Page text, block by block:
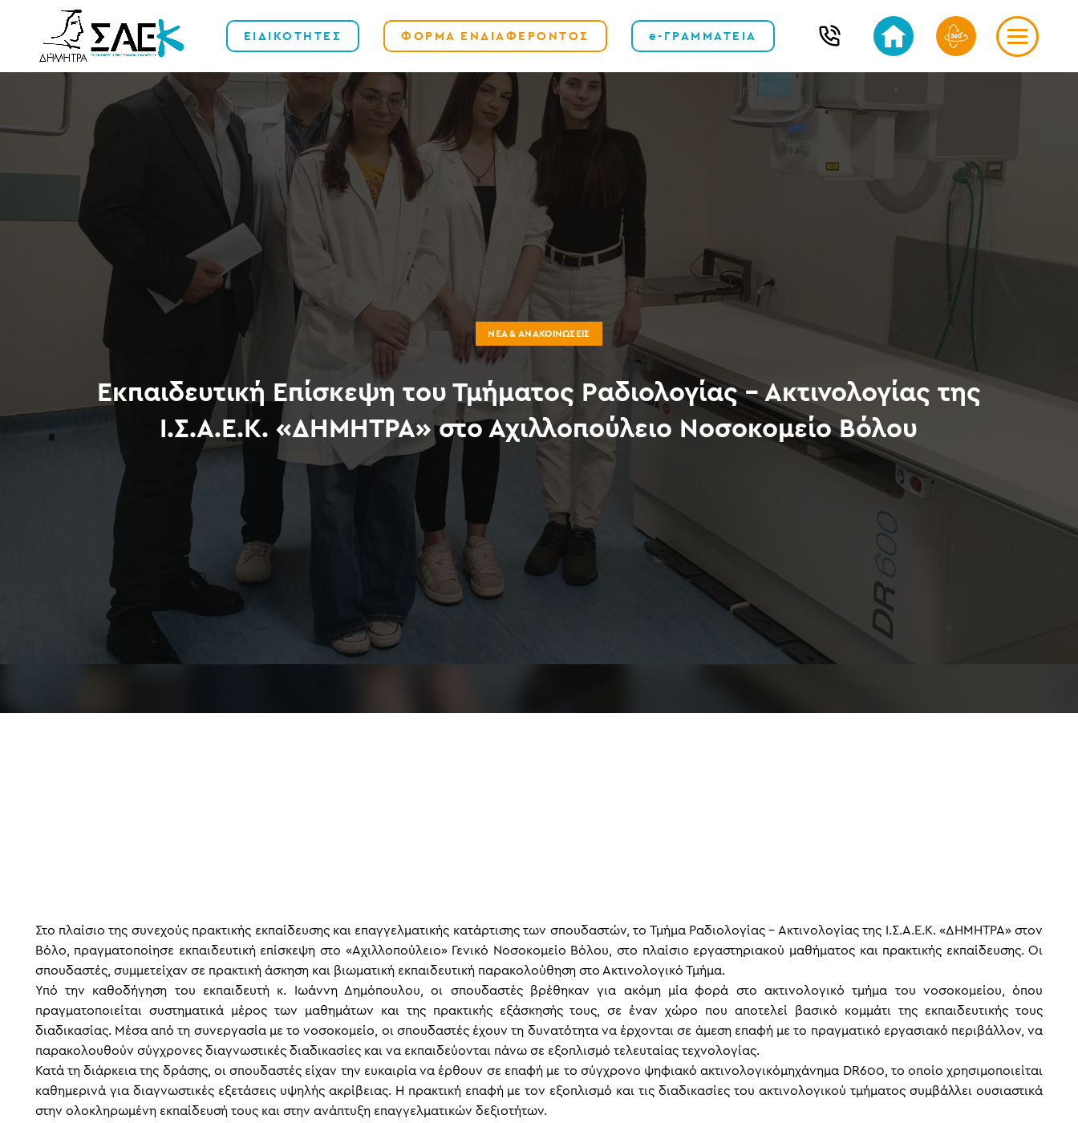
ΕΙΔΙΚΟΤΗΤΕΣ ΦΟΡΜΑ ΕΝΔΙΑΦΕΡΟΝΤΟΣ e-ΓΡΑΜΜΑΤΕΙΑ
ΝΈΑ & ΑΝΑΚΟΙΝΏΣΕΙΣ
Εκπαιδευτική Επίσκεψη του Τμήματος Ραδιολογίας – Ακτινολογίας της
Ι.Σ.Α.Ε.Κ. «ΔΗΜΗΤΡΑ» στο Αχιλλοπούλειο Νοσοκομείο Βόλου
Στο πλαίσιο της συνεχούς πρακτικής εκπαίδευσης και επαγγελματικής κατάρτισης των σπουδαστών, το Τμήμα Ραδιολογίας – Ακτινολογίας της Ι.Σ.Α.Ε.Κ. «ΔΗΜΗΤΡΑ» στον
Βόλο, πραγματοποίησε εκπαιδευτική επίσκεψη στο «Αχιλλοπούλειο» Γενικό Νοσοκομείο Βόλου, στο πλαίσιο εργαστηριακού μαθήματος και πρακτικής εκπαίδευσης. Οι
σπουδαστές, συμμετείχαν σε πρακτική άσκηση και βιωματική εκπαιδευτική παρακολούθηση στο Ακτινολογικό Τμήμα.
Υπό την καθοδήγηση του εκπαιδευτή κ. Ιωάννη Δημόπουλου, οι σπουδαστές βρέθηκαν για ακόμη μία φορά στο ακτινολογικό τμήμα του νοσοκομείου, όπου
πραγματοποιείται συστηματικά μέρος των μαθημάτων και της πρακτικής εξάσκησής τους, σε έναν χώρο που αποτελεί βασικό κομμάτι της εκπαιδευτικής τους
διαδικασίας. Μέσα από τη συνεργασία με το νοσοκομείο, οι σπουδαστές έχουν τη δυνατότητα να έρχονται σε άμεση επαφή με το πραγματικό εργασιακό περιβάλλον, να
παρακολουθούν σύγχρονες διαγνωστικές διαδικασίες και να εκπαιδεύονται πάνω σε εξοπλισμό τελευταίας τεχνολογίας.
Κατά τη διάρκεια της δράσης, οι σπουδαστές είχαν την ευκαιρία να έρθουν σε επαφή με το σύγχρονο ψηφιακό ακτινολογικόμηχάνημα DR600, το οποίο χρησιμοποιείται
καθημερινά για διαγνωστικές εξετάσεις υψηλής ακρίβειας. Η πρακτική επαφή με τον εξοπλισμό και τις διαδικασίες του ακτινολογικού τμήματος συμβάλλει ουσιαστικά
στην ολοκληρωμένη εκπαίδευσή τους και στην ανάπτυξη επαγγελματικών δεξιοτήτων.